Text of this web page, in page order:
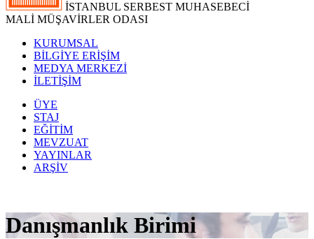
İSTANBUL SERBEST MUHASEBECİ
MALİ MÜŞAVİRLER ODASI
KURUMSAL
BİLGİYE ERİŞİM
MEDYA MERKEZİ
İLETİŞİM
ÜYE
STAJ
EĞİTİM
MEVZUAT
YAYINLAR
ARŞİV
Danışmanlık Birimi